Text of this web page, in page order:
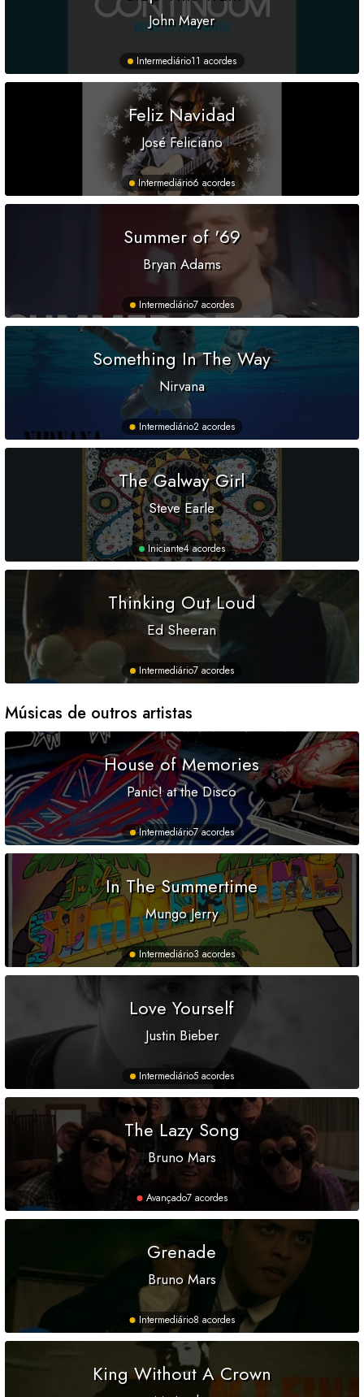
John Mayer
Intermediário11 acordes
Feliz Navidad
José Feliciano
Intermediário6 acordes
Summer of '69
Bryan Adams
Intermediário7 acordes
Something In The Way
Nirvana
Intermediário2 acordes
The Galway Girl
Steve Earle
Iniciante4 acordes
Thinking Out Loud
Ed Sheeran
Intermediário7 acordes
Músicas de outros artistas
House of Memories
Panic! at the Disco
Intermediário7 acordes
In The Summertime
Mungo Jerry
Intermediário3 acordes
Love Yourself
Justin Bieber
Intermediário5 acordes
The Lazy Song
Bruno Mars
Avançado7 acordes
Grenade
Bruno Mars
Intermediário8 acordes
King Without A Crown